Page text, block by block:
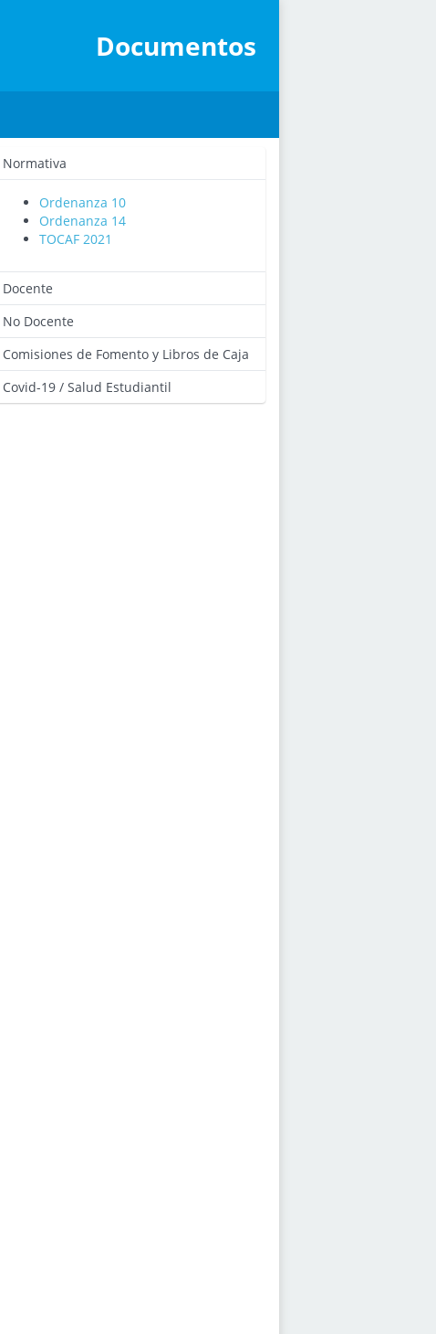
Documentos
Normativa
Ordenanza 10
Ordenanza 14
TOCAF 2021
Docente
No Docente
Comisiones de Fomento y Libros de Caja
Covid-19 / Salud Estudiantil